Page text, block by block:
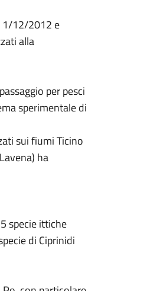
1/12/2012 e
alla
per pesci
sperimentale di
sui fiumi Ticino
ha
specie ittiche
di Ciprinidi